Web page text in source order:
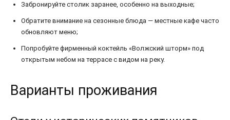
Забронируйте столик заранее, особенно на выходные;
Обратите внимание на сезонные блюда — местные кафе часто
обновляют меню;
Попробуйте фирменный коктейль «Волжский шторм» под
открытым небом на террасе с видом на реку.
Варианты проживания